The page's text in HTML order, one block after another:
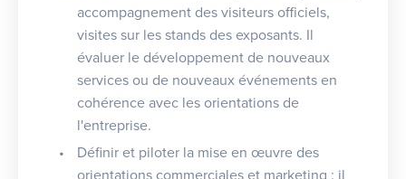
accompagnement des visiteurs officiels,
visites sur les stands des exposants. Il
évaluer le développement de nouveaux
services ou de nouveaux événements en
cohérence avec les orientations de
l'entreprise.
Définir et piloter la mise en œuvre des
orientations commerciales et marketing : il